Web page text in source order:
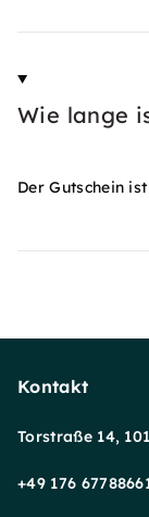
Wie lange
Der Gutschein
Kontakt
Torstraße 14,
+49 176